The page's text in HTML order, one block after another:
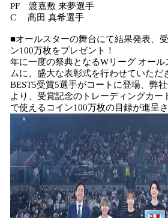
PF 渡嘉敷 来夢選手
C 髙田 真希選手
■オールスターの舞台にて結果発表、
ン100万枚をプレゼント！
年に一度の祭典となるWリーグ オール
ムに、盛大な表彰式を行わせていただ
BEST5受賞5選手がコートに登場、弊
より、受賞記念のトレーディングカー
で使えるコイン100万枚の目録が進呈さ